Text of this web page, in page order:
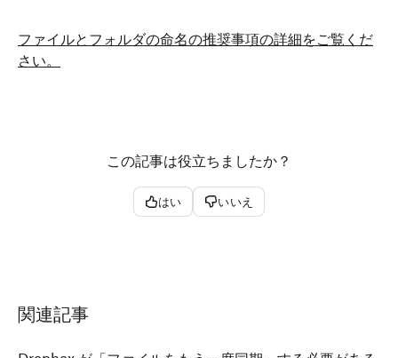
ファイルとフォルダの命名の推奨事項の詳細をご覧くだ
さい。
この記事は役立ちましたか？
はい いいえ
関連記事